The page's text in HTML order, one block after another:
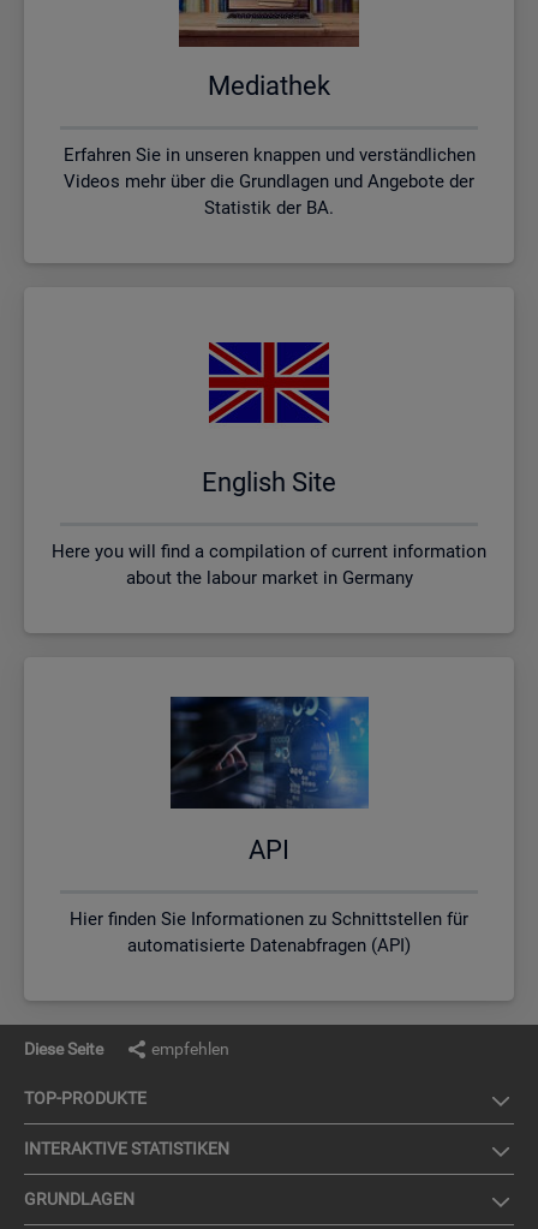
Me­dia­thek
Erfahren Sie in unseren knappen und verständlichen
Videos mehr über die Grundlagen und Angebote der
Statistik der BA.
English Site
Here you will find a compilation of current information
about the labour market in Germany
API
Hier finden Sie Informationen zu Schnittstellen für
automatisierte Datenabfragen (API)
Diese Seite empfehlen
TOP-PRO­DUK­TE
IN­TER­AK­TI­VE STA­TIS­TI­KEN
GRUND­LA­GEN